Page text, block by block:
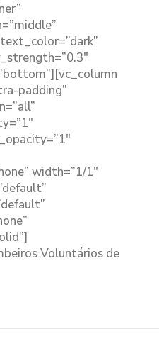
padding”
width=”1/1″
Voluntários de